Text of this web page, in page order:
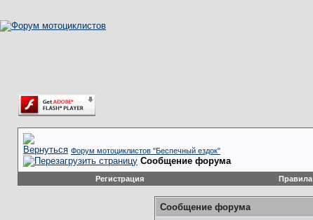
Форум мотоциклистов "Беспечный ездок"
Сообщение форума
Регистрация Правила
Сообщение форума